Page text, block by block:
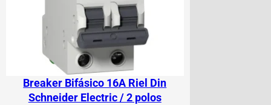
Breaker Bifásico 16A Riel Din
Schneider Electric / 2 polos